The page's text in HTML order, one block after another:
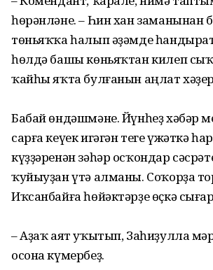
һөрәнләне. – Һин хан заманынан
төньяҡҡа һалып әҙәмде
һөлдә башы көньяҡтан килеп
ҡайһы яҡта булғанын аңлат
Бабай өндәшмәне. Йүнһеҙ хәбәр
сарға кеүек игәгән теге үжәткә
күҙҙәренән зәһәр осҡондар
ҡуйыуҙан үтә алманы. Соҡорҙа
Иҡсанбайға һөйәктәрҙе өҫкә
– Аҙаҡ аят уҡытып, Заһиҙулла
осона күмербеҙ.